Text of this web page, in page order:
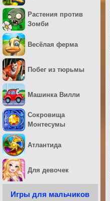
Растения против
Зомби
Весёлая ферма
Побег из тюрьмы
Машинка Вилли
Сокровища
Монтесумы
Атлантида
Для девочек
Игры для мальчиков